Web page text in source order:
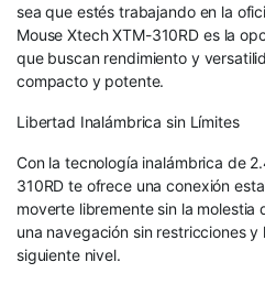
sea que estés trabajando en la
Mouse Xtech XTM-310RD es la
que buscan rendimiento y
compacto y potente.
Libertad Inalámbrica sin Límites
Con la tecnología inalámbrica de
310RD te ofrece una conexión
moverte libremente sin la molestia
una navegación sin restricciones
siguiente nivel.